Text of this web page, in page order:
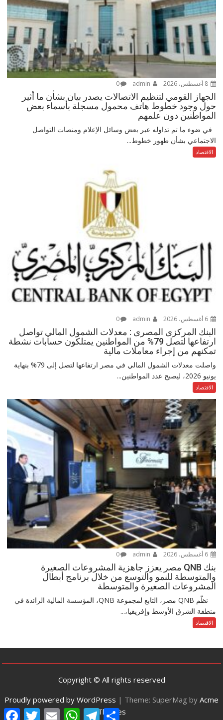
8 أغسطس، 2026 0
الجهاز القومي لتنظيم الاتصالات يصدر بيان بشأن ما أثير
حول وجود خطوط هاتف محمول مسجلة بأسماء بعض
المواطنين دون علمهم
في ضوء ما تم تداوله عبر بعض وسائل الإعلام ومنصات التواصل
الاجتماعي بشأن ظهور خطوط...
الاقتصاد
6 أغسطس، 2026 0
البنك المركزى المصرى : معدلات الشمول المالي تواصل
ارتفاعها لتصل 79% من المواطنين يمتلكون حسابات نشطة
تمكنهم من إجراء معاملات مالية
واصلت معدلات الشمول المالي في مصر ارتفاعها لتصل إلى 79% بنهاية
يونيو 2026، ليصبح عدد المواطنين...
الاقتصاد
6 أغسطس، 2026 0
بنك QNB مصر يعزز جاهزية المشروعات الصغيرة
والمتوسطة للنمو والتوسع من خلال برنامج أبطال
المشروعات الصغيرة والمتوسطة
نظّم QNB مصر، التابع لمجموعة QNB، المؤسسة المالية الرائدة في
منطقة الشرق الأوسط وإفريقيا،...
الاقتصاد
Copyright © All rights reserved
Proudly powered by WordPress | Theme: SuperMag by Acme
Themes
F
T
E
W
T
S